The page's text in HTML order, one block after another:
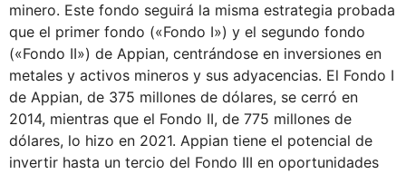
minero. Este fondo seguirá la misma estrategia probada
que el primer fondo («Fondo I») y el segundo fondo
(«Fondo II») de Appian, centrándose en inversiones en
metales y activos mineros y sus adyacencias. El Fondo I
de Appian, de 375 millones de dólares, se cerró en
2014, mientras que el Fondo II, de 775 millones de
dólares, lo hizo en 2021. Appian tiene el potencial de
invertir hasta un tercio del Fondo III en oportunidades